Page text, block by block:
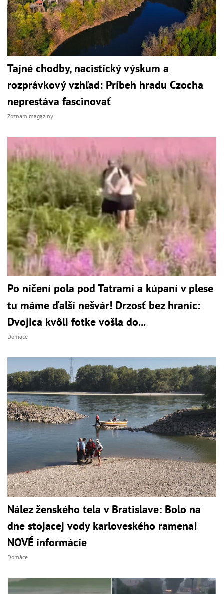
Tajné chodby, nacistický výskum a
rozprávkový vzhľad: Príbeh hradu Czocha
neprestáva fascinovať
Zoznam magazíny
Po ničení pola pod Tatrami a kúpaní v plese
tu máme ďalší nešvár! Drzosť bez hraníc:
Dvojica kvôli fotke vošla do...
Domáce
Nález ženského tela v Bratislave: Bolo na
dne stojacej vody karloveského ramena!
NOVÉ informácie
Domáce